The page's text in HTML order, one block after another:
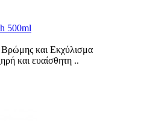
500ml
και Εκχύλισμα
και ευαίσθητη ..